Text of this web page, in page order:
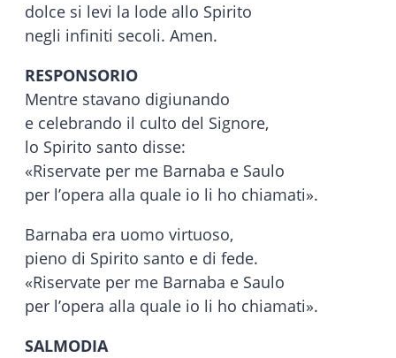
dolce si levi la lode allo Spirito
negli infiniti secoli. Amen.
RESPONSORIO
Mentre stavano digiunando
e celebrando il culto del Signore,
lo Spirito santo disse:
«Riservate per me Barnaba e Saulo
per l’opera alla quale io li ho chiamati».
Barnaba era uomo virtuoso,
pieno di Spirito santo e di fede.
«Riservate per me Barnaba e Saulo
per l’opera alla quale io li ho chiamati».
SALMODIA